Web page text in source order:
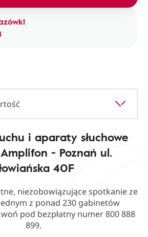
i aparaty słuchowe
- Poznań ul.
40F
niezobowiązujące spotkanie ze
z ponad 230 gabinetów
pod bezpłatny numer 800 888
899.